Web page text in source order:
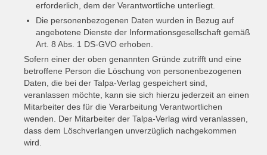
erforderlich, dem der Verantwortliche unterliegt.
Die personenbezogenen Daten wurden in Bezug auf
angebotene Dienste der Informationsgesellschaft gemäß
Art. 8 Abs. 1 DS-GVO erhoben.
Sofern einer der oben genannten Gründe zutrifft und eine
betroffene Person die Löschung von personenbezogenen
Daten, die bei der Talpa-Verlag gespeichert sind,
veranlassen möchte, kann sie sich hierzu jederzeit an einen
Mitarbeiter des für die Verarbeitung Verantwortlichen
wenden. Der Mitarbeiter der Talpa-Verlag wird veranlassen,
dass dem Löschverlangen unverzüglich nachgekommen
wird.